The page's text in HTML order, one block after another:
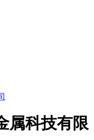
属科技有限